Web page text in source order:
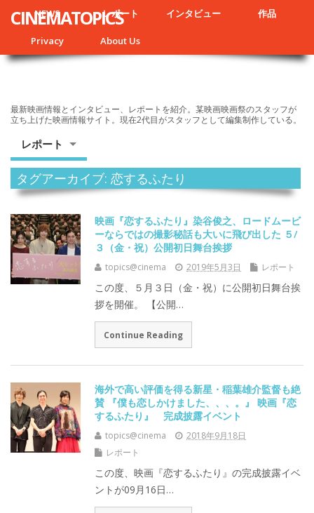
NEWS レポート インタビュー 作品
Privacy About Us
CINEMATOPICS
最新映画情報とインタビュー、レポートを紹介。某映画映画祭のスタッフが
立ち上げた映画情報サイト。現在2代目がスタッフとして編集制作している。
レポート
タグアーカイブ: 恋するふたり
映画『恋するふたり』染谷俊之、ロードムービ
ーならではの撮影秘話も大いに飛び出した ５/
３（金・祝）公開初日舞台挨拶
topics@cinema 2019年5月3日 レポート
この度、５月３日（金・祝）に公開初日舞台挨
拶を開催。 【公開…
Continue Reading
海外で高い評価を得る新星・稲葉雄介監督も絶
賛 『僕も恋しかけました、、、。』 映画『恋
するふたり』 完成披露イベント
topics@cinema
2018年9月18日
レポート
この度、映画『恋するふたり』の完成披露イベ
ントが09月16日…